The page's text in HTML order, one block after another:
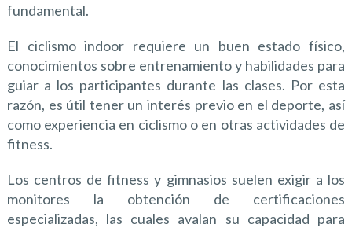
fundamental.
El ciclismo indoor requiere un buen estado físico,
conocimientos sobre entrenamiento y habilidades para
guiar a los participantes durante las clases. Por esta
razón, es útil tener un interés previo en el deporte, así
como experiencia en ciclismo o en otras actividades de
fitness.
Los centros de fitness y gimnasios suelen exigir a los
monitores la obtención de certificaciones
especializadas, las cuales avalan su capacidad para